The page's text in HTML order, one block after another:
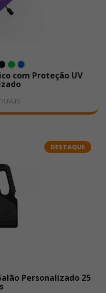
com Proteção UV
DESTAQUE
Personalizado 25